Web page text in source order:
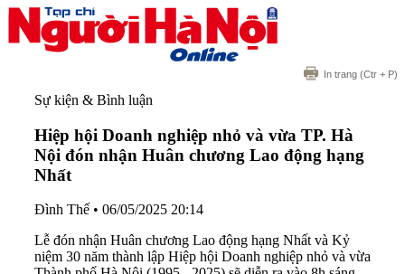
In trang (Ctr + P)
Sự kiện & Bình luận
Hiệp hội Doanh nghiệp nhỏ và vừa TP. Hà
Nội đón nhận Huân chương Lao động hạng
Nhất
Đình Thế • 06/05/2025 20:14
Lễ đón nhận Huân chương Lao động hạng Nhất và Kỷ
niệm 30 năm thành lập Hiệp hội Doanh nghiệp nhỏ và vừa